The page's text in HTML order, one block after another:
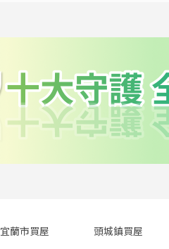
宜蘭市買屋 頭城鎮買屋